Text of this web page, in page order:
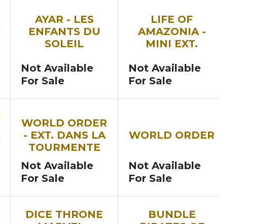
AYAR - LES
ENFANTS DU
SOLEIL
Not Available
For Sale
NOUVEAULIFE OF
AMAZONIA -
MINI EXT.
Not Available
For Sale
NOUVEAU
WORLD ORDER
- EXT. DANS LA
TOURMENTE
Not Available
For Sale
NOUVEAU
WORLD ORDER
Not Available
For Sale
DICE THRONE
BUNDLE